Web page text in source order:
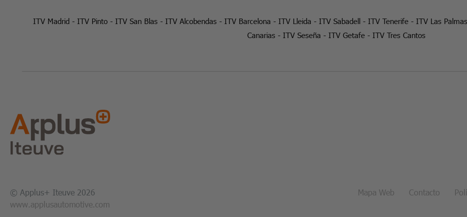
ITV Madrid- ITV Pinto- ITV San Blas- ITV Alcobendas- ITV Barcelona - ITV Lleida - ITV Sabadell- ITV Tenerife- ITV Las Palmas
Canarias - ITV Seseña - ITV Getafe - ITV Tres Cantos
© Applus+ Iteuve 2026
www.applusautomotive.com
Mapa Web Contacto